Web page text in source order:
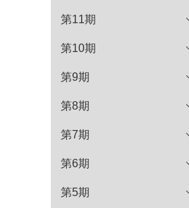
第11期
第10期
第9期
第8期
第7期
第6期
第5期